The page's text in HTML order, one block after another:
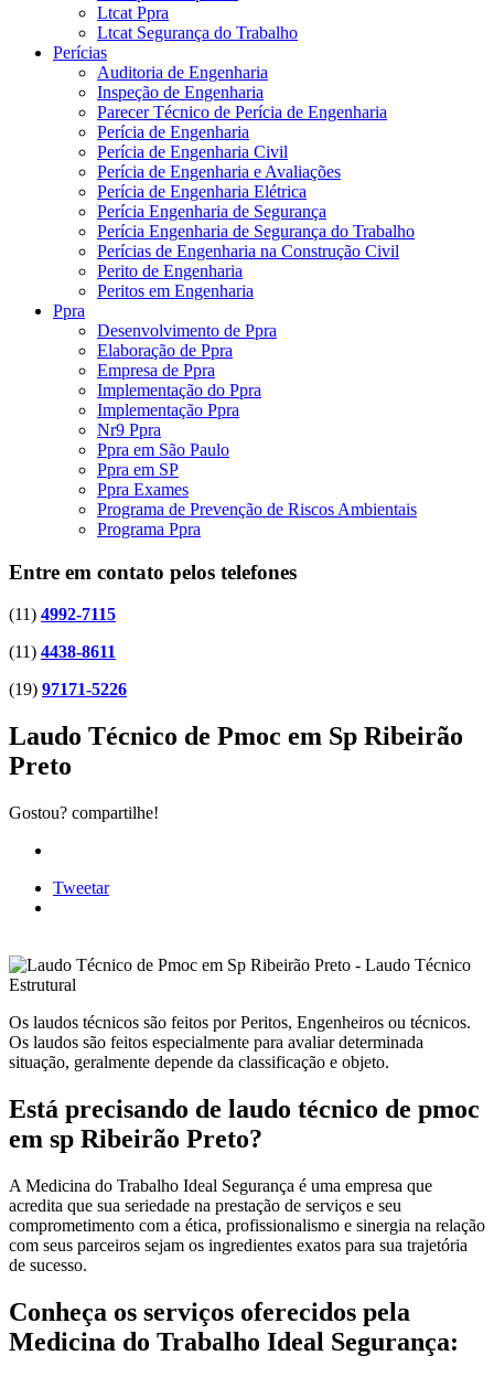
Ltcat Ppra
Ltcat Segurança do Trabalho
Perícias
Auditoria de Engenharia
Inspeção de Engenharia
Parecer Técnico de Perícia de Engenharia
Perícia de Engenharia
Perícia de Engenharia Civil
Perícia de Engenharia e Avaliações
Perícia de Engenharia Elétrica
Perícia Engenharia de Segurança
Perícia Engenharia de Segurança do Trabalho
Perícias de Engenharia na Construção Civil
Perito de Engenharia
Peritos em Engenharia
Ppra
Desenvolvimento de Ppra
Elaboração de Ppra
Empresa de Ppra
Implementação do Ppra
Implementação Ppra
Nr9 Ppra
Ppra em São Paulo
Ppra em SP
Ppra Exames
Programa de Prevenção de Riscos Ambientais
Programa Ppra
Entre em contato pelos telefones
(11) 4992-7115
(11) 4438-8611
(19) 97171-5226
Laudo Técnico de Pmoc em Sp Ribeirão
Preto
Gostou? compartilhe!
Tweetar
Os laudos técnicos são feitos por Peritos, Engenheiros ou técnicos.
Os laudos são feitos especialmente para avaliar determinada
situação, geralmente depende da classificação e objeto.
Está precisando de laudo técnico de pmoc
em sp Ribeirão Preto?
A Medicina do Trabalho Ideal Segurança é uma empresa que
acredita que sua seriedade na prestação de serviços e seu
comprometimento com a ética, profissionalismo e sinergia na relação
com seus parceiros sejam os ingredientes exatos para sua trajetória
de sucesso.
Conheça os serviços oferecidos pela
Medicina do Trabalho Ideal Segurança: